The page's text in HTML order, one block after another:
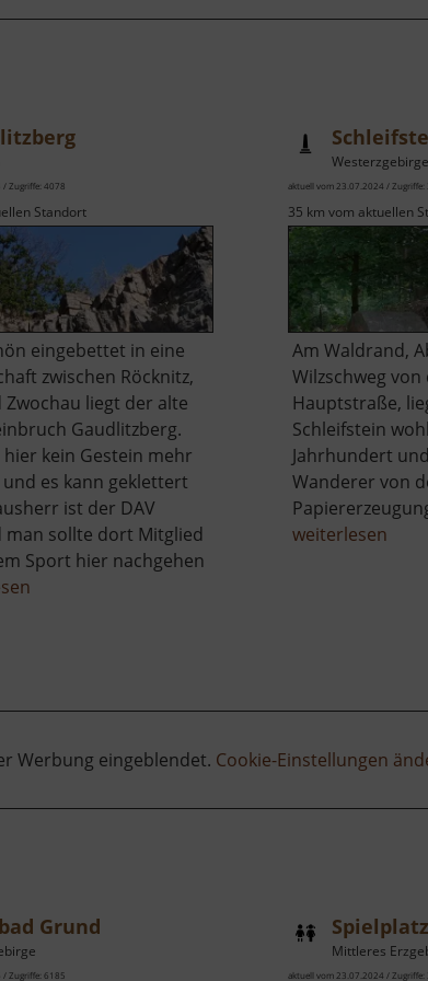
Zugriffe: 4078
Standort
eingebettet in eine
zwischen Röcknitz,
Zwochau liegt der alte
Gaudlitzberg.
kein Gestein mehr
es kann geklettert
ist der DAV
man sollte dort Mitglied
Sport hier nachgehen
Westerzgebirge
aktuell vom 23.07.2024 / Zugriffe:
35 km vom aktuellen
Am Waldrand,
Wilzschweg
Hauptstraße,
Schleifstein
Jahrhundert
Wanderer von
weiterlesenüber
Werbung eingeblendet. Cookie-Einstellungen
Grund
Zugriffe: 6185
Mittleres
aktuell vom 23.07.2024 / Zugriffe: